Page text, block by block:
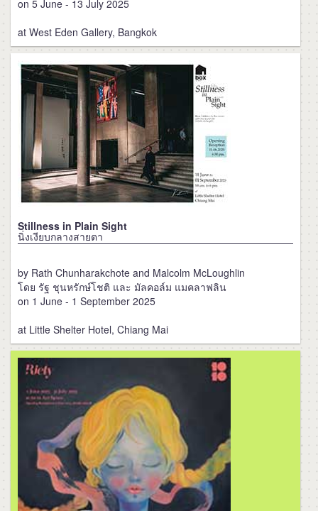
on 5 June - 13 July 2025
at West Eden Gallery, Bangkok
Stillness in Plain Sight
นิ่งเงียบกลางสายตา
by Rath Chunharakchote and Malcolm McLoughlin
โดย รัฐ ชุนหรักษ์โชติ และ มัลคอล์ม แมคลาฟลิน
on 1 June - 1 September 2025
at Little Shelter Hotel, Chiang Mai